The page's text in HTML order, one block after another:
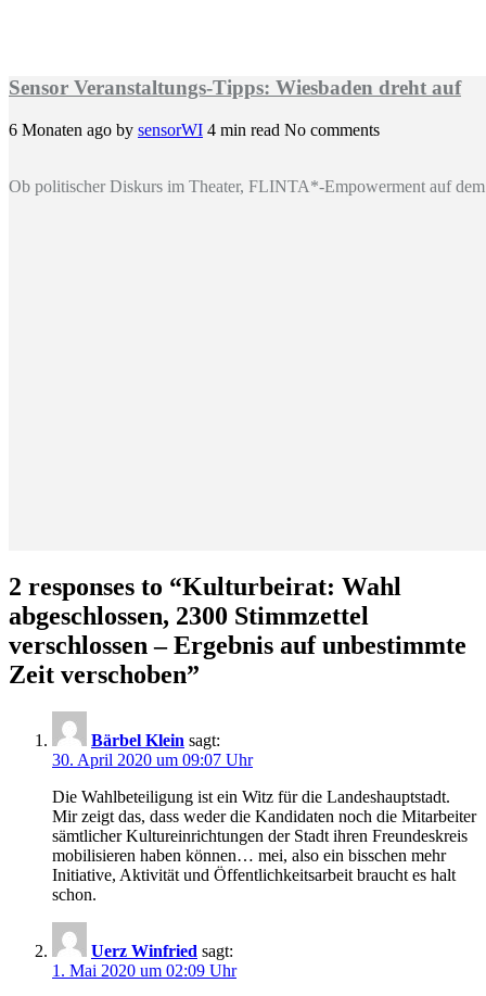
Sensor Veranstaltungs-Tipps: Wiesbaden dreht auf
6 Monaten ago by sensorWI 4 min read No comments
Ob politischer Diskurs im Theater, FLINTA*-Empowerment auf
2 responses to “Kulturbeirat: Wahl
abgeschlossen, 2300 Stimmzettel
verschlossen – Ergebnis auf unbestimmte
Zeit verschoben”
Bärbel Klein sagt:
30. April 2020 um 09:07 Uhr
Die Wahlbeteiligung ist ein Witz für die Landeshauptstadt.
Mir zeigt das, dass weder die Kandidaten noch die Mitarbeiter
sämtlicher Kultureinrichtungen der Stadt ihren Freundeskreis
mobilisieren haben können… mei, also ein bisschen mehr
Initiative, Aktivität und Öffentlichkeitsarbeit braucht es halt
schon.
Uerz Winfried sagt:
1. Mai 2020 um 02:09 Uhr